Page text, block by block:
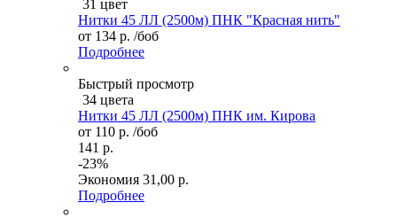
31 цвет
Нитки 45 ЛЛ (2500м) ПНК "Красная нить"
от 134 р. /боб
Подробнее
Быстрый просмотр
34 цвета
Нитки 45 ЛЛ (2500м) ПНК им. Кирова
от 110 р. /боб
141 р.
-23%
Экономия 31,00 р.
Подробнее